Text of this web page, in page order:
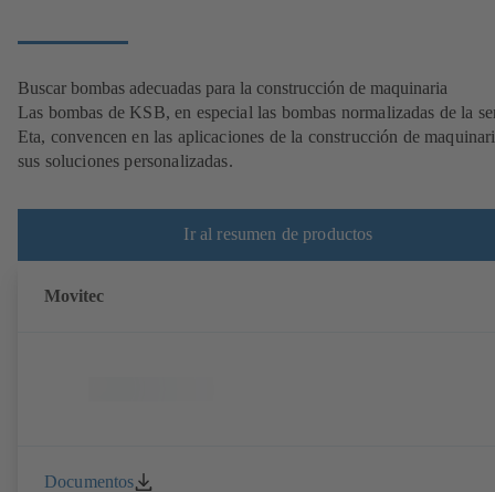
Buscar bombas adecuadas para la construcción de maquinaria
Las bombas de KSB, en especial las bombas normalizadas de la
Eta, convencen en las aplicaciones de la construcción de
sus soluciones personalizadas.
Ir al resumen de productos
Movitec
Documentos